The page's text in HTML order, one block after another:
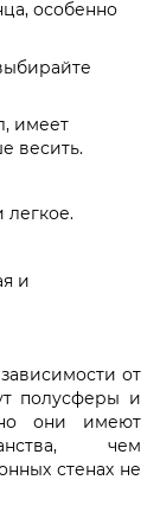
особенно
имеет
весить.
легкое.
и
от
полусферы и
они имеют
чем
стенах не